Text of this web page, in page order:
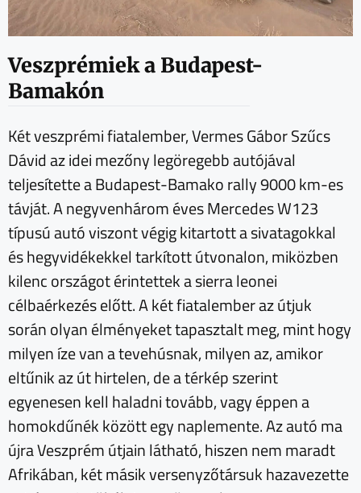
Veszprémiek a Budapest-
Bamakón
Két veszprémi fiatalember, Vermes Gábor Szűcs
Dávid az idei mezőny legöregebb autójával
teljesítette a Budapest-Bamako rally 9000 km-es
távját. A negyvenhárom éves Mercedes W123
típusú autó viszont végig kitartott a sivatagokkal
és hegyvidékekkel tarkított útvonalon, miközben
kilenc országot érintettek a sierra leonei
célbaérkezés előtt. A két fiatalember az útjuk
során olyan élményeket tapasztalt meg, mint hogy
milyen íze van a tevehúsnak, milyen az, amikor
eltűnik az út hirtelen, de a térkép szerint
egyenesen kell haladni tovább, vagy éppen a
homokdűnék között egy naplemente. Az autó ma
újra Veszprém útjain látható, hiszen nem maradt
Afrikában, két másik versenyzőtársuk hazavezette